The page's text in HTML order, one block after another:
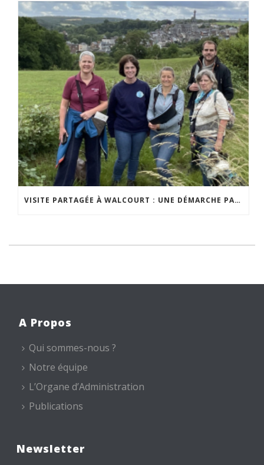
VISITE PARTAGÉE À WALCOURT : UNE DÉMARCHE PARTICIPATIVE ANIMÉE PAR ESPACE ENVIRONNEMENT
A Propos
Qui sommes-nous ?
Notre équipe
L’Organe d’Administration
Publications
Newsletter